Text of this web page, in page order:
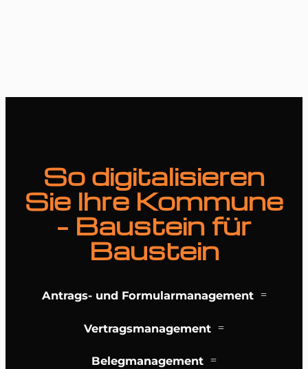
So digitalisieren
Sie Ihre Kommune
– Baustein für
Baustein
Antrags- und Formularmanagement
Vertragsmanagement
Belegmanagement